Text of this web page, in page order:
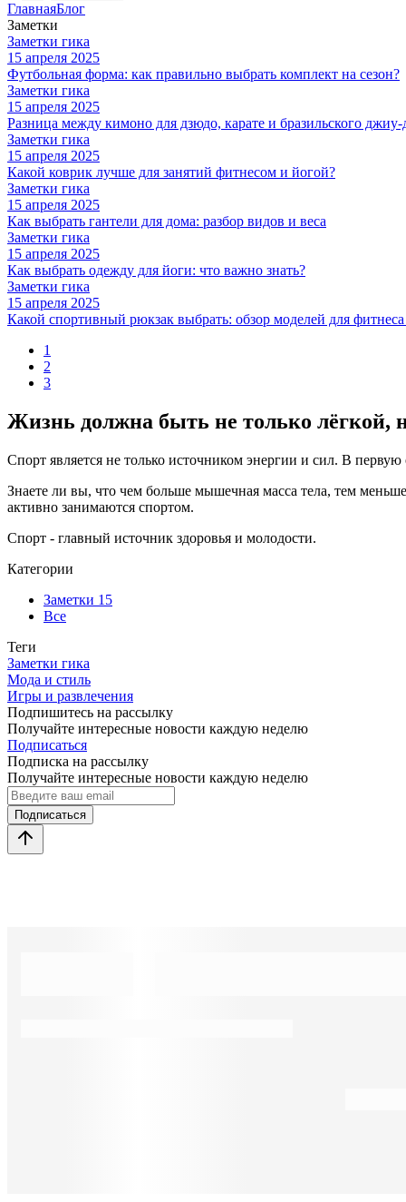
ГлавнаяБлог
Заметки
Заметки гика
15 апреля 2025
Футбольная форма: как правильно выбрать комплект на сезон?
Заметки гика
15 апреля 2025
Разница между кимоно для дзюдо, карате и бразильского
Заметки гика
15 апреля 2025
Какой коврик лучше для занятий фитнесом и йогой?
Заметки гика
15 апреля 2025
Как выбрать гантели для дома: разбор видов и веса
Заметки гика
15 апреля 2025
Как выбрать одежду для йоги: что важно знать?
Заметки гика
15 апреля 2025
Какой спортивный рюкзак выбрать: обзор моделей для фитнеса
1
2
3
Жизнь должна быть не только лёгкой,
Спорт является не только источником энергии и сил. В первую
Знаете ли вы, что чем больше мышечная масса тела, тем меньше
активно занимаются спортом.
Спорт - главный источник здоровья и молодости.
Категории
Заметки 15
Все
Теги
Заметки гика
Мода и стиль
Игры и развлечения
Подпишитесь на рассылку
Получайте интересные новости каждую неделю
Подписаться
Подписка на рассылку
Получайте интересные новости каждую неделю
Подписаться